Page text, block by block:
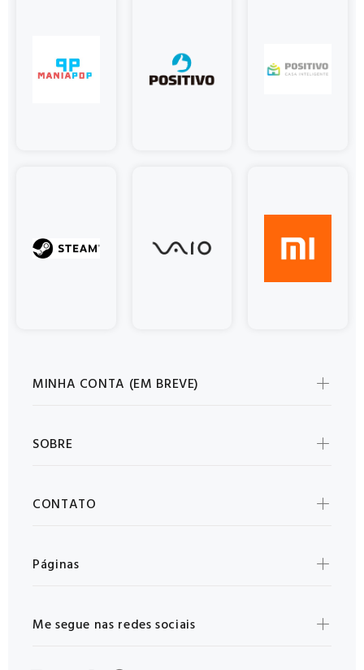
Me segue nas redes sociais
MINHA CONTA (EM BREVE)
SOBRE
CONTATO
Páginas